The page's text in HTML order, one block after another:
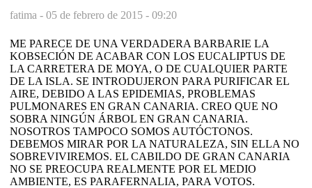
fatima - 05 de febrero de 2015 - 09:20
ME PARECE DE UNA VERDADERA BARBARIE LA
KOBSECIÓN DE ACABAR CON LOS EUCALIPTUS DE
LA CARRETERA DE MOYA, O DE CUALQUIER PARTE
DE LA ISLA. SE INTRODUJERON PARA PURIFICAR EL
AIRE, DEBIDO A LAS EPIDEMIAS, PROBLEMAS
PULMONARES EN GRAN CANARIA. CREO QUE NO
SOBRA NINGÚN ÁRBOL EN GRAN CANARIA.
NOSOTROS TAMPOCO SOMOS AUTÓCTONOS.
DEBEMOS MIRAR POR LA NATURALEZA, SIN ELLA NO
SOBREVIVIREMOS. EL CABILDO DE GRAN CANARIA
NO SE PREOCUPA REALMENTE POR EL MEDIO
AMBIENTE, ES PARAFERNALIA, PARA VOTOS.